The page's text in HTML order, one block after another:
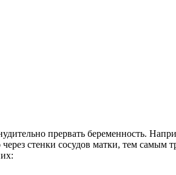
прервать беременность.
стенки сосудов матки, тем